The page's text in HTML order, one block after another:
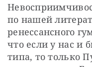
по нашей
ренессансного
что если у нас и
типа, то только